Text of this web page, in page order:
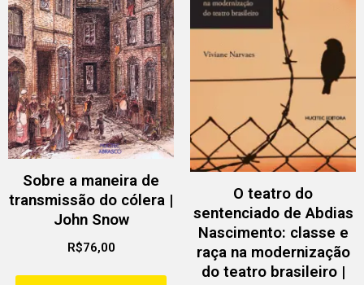
Sobre a maneira de
transmissão do cólera |
John Snow
R$76,00
O teatro do
sentenciado de Abdias
Nascimento: classe e
raça na modernização
do teatro brasileiro |